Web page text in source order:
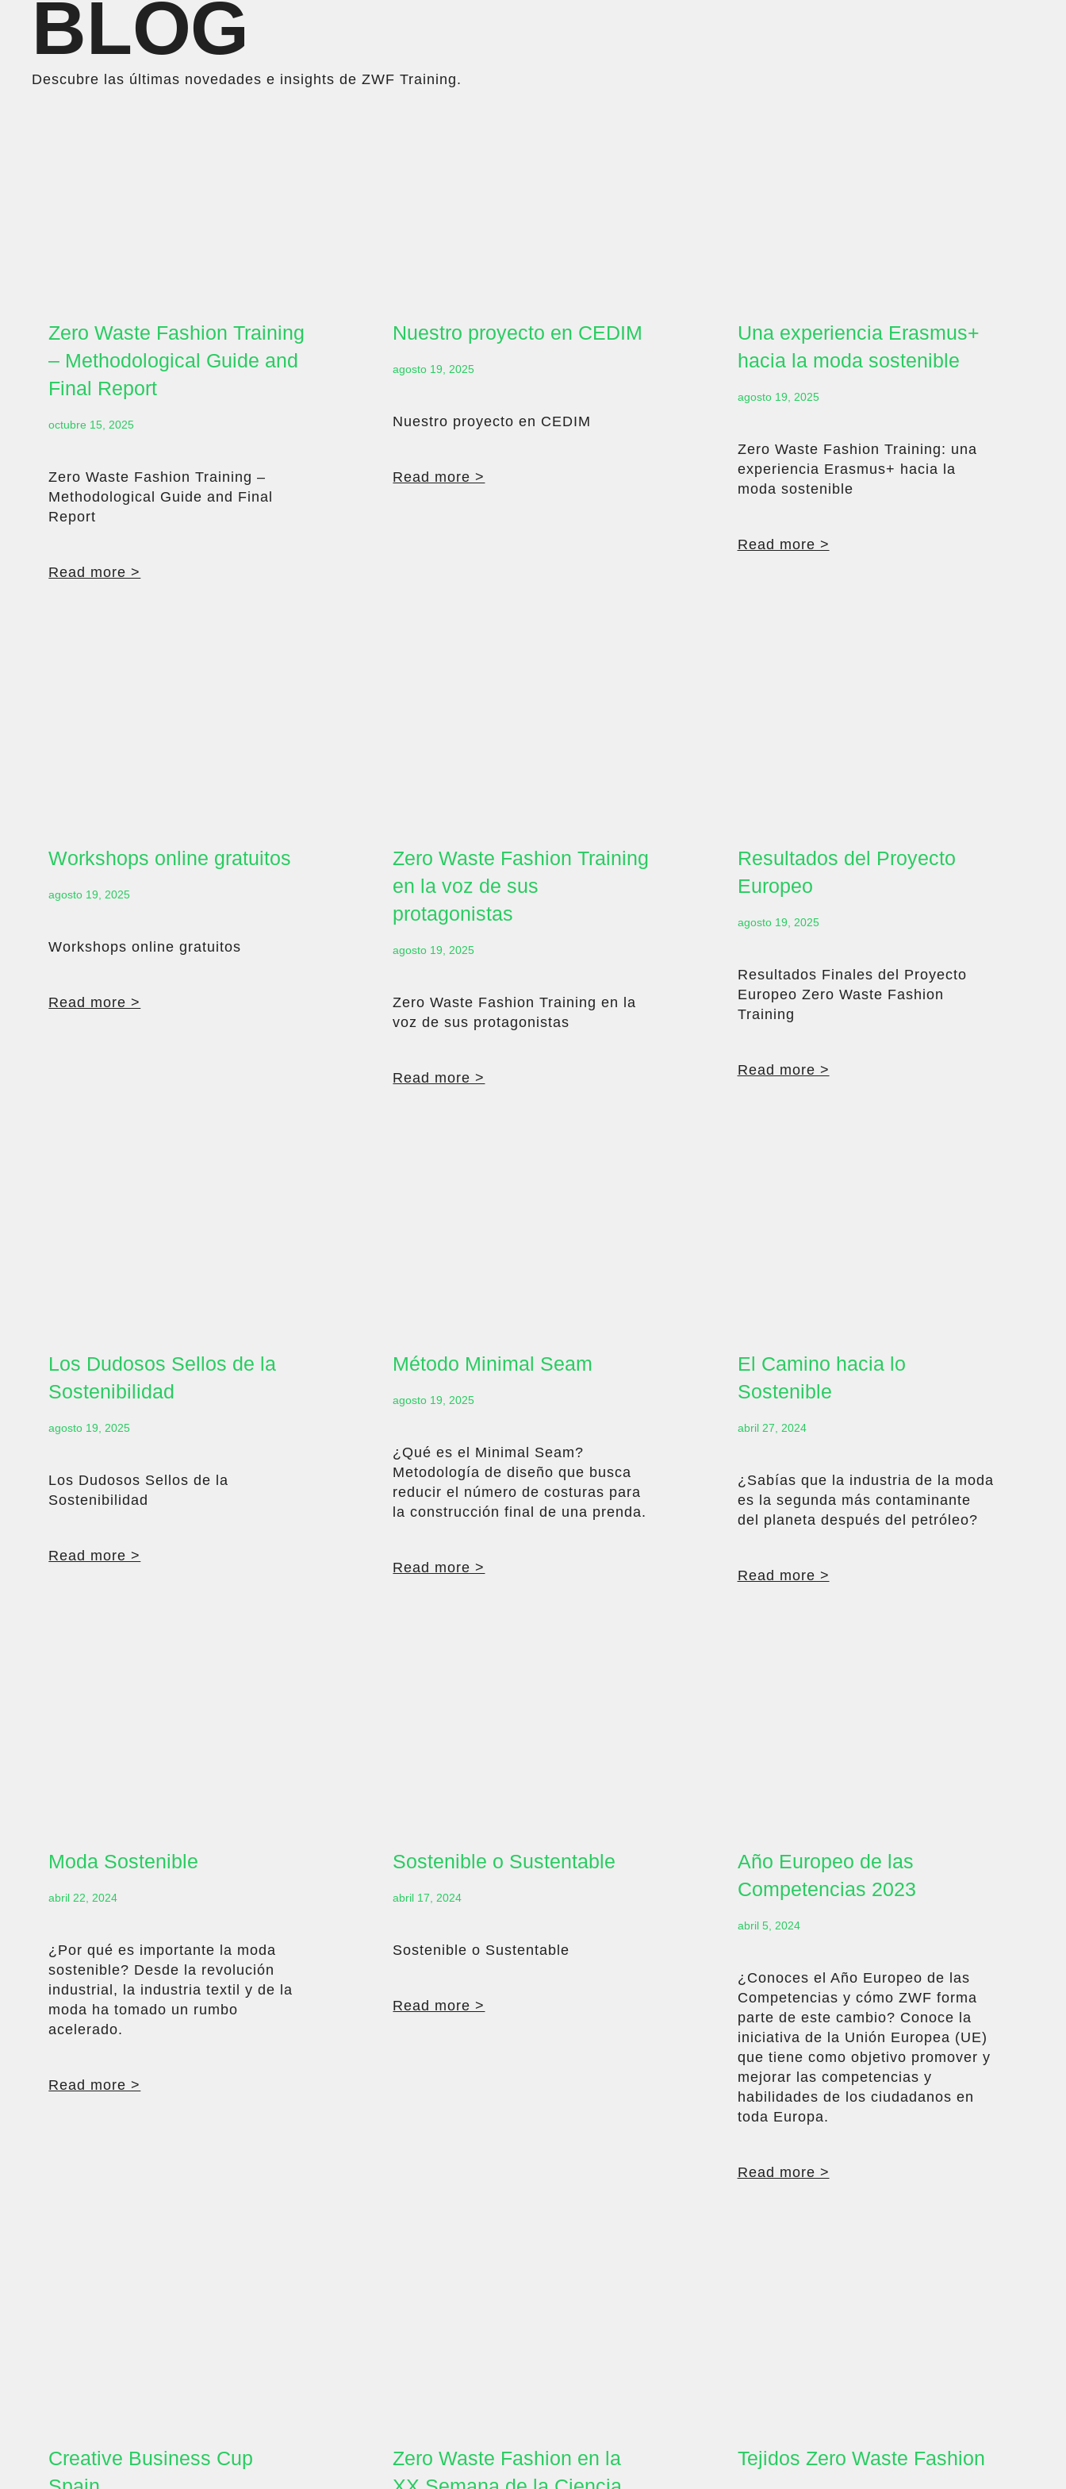
BLOG
Descubre las últimas novedades e insights de ZWF Training.
Zero Waste Fashion Training
– Methodological Guide and
Final Report
octubre 15, 2025
Zero Waste Fashion Training –
Methodological Guide and Final
Report
Read more >
Nuestro proyecto en CEDIM
agosto 19, 2025
Nuestro proyecto en CEDIM
Read more >
Una experiencia Erasmus+
hacia la moda sostenible
agosto 19, 2025
Zero Waste Fashion Training: una
experiencia Erasmus+ hacia la
moda sostenible
Read more >
Workshops online gratuitos
agosto 19, 2025
Workshops online gratuitos
Read more >
Zero Waste Fashion Training
en la voz de sus
protagonistas
agosto 19, 2025
Zero Waste Fashion Training en la
voz de sus protagonistas
Read more >
Resultados del Proyecto
Europeo
agosto 19, 2025
Resultados Finales del Proyecto
Europeo Zero Waste Fashion
Training
Read more >
Los Dudosos Sellos de la
Sostenibilidad
agosto 19, 2025
Los Dudosos Sellos de la
Sostenibilidad
Read more >
Método Minimal Seam
agosto 19, 2025
¿Qué es el Minimal Seam?
Metodología de diseño que busca
reducir el número de costuras para
la construcción final de una prenda.
Read more >
El Camino hacia lo
Sostenible
abril 27, 2024
¿Sabías que la industria de la moda
es la segunda más contaminante
del planeta después del petróleo?
Read more >
Moda Sostenible
abril 22, 2024
¿Por qué es importante la moda
sostenible? Desde la revolución
industrial, la industria textil y de la
moda ha tomado un rumbo
acelerado.
Read more >
Sostenible o Sustentable
abril 17, 2024
Sostenible o Sustentable
Read more >
Año Europeo de las
Competencias 2023
abril 5, 2024
¿Conoces el Año Europeo de las
Competencias y cómo ZWF forma
parte de este cambio? Conoce la
iniciativa de la Unión Europea (UE)
que tiene como objetivo promover y
mejorar las competencias y
habilidades de los ciudadanos en
toda Europa.
Read more >
Creative Business Cup
Zero Waste Fashion en la
Tejidos Zero Waste Fashion